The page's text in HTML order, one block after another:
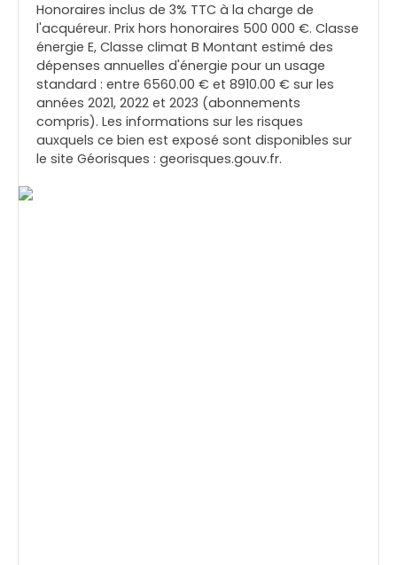
Honoraires inclus de 3% TTC à la charge de
l'acquéreur. Prix hors honoraires 500 000 €. Classe
énergie E, Classe climat B Montant estimé des
dépenses annuelles d'énergie pour un usage
standard : entre 6560.00 € et 8910.00 € sur les
années 2021, 2022 et 2023 (abonnements
compris). Les informations sur les risques
auxquels ce bien est exposé sont disponibles sur
le site Géorisques : georisques.gouv.fr.